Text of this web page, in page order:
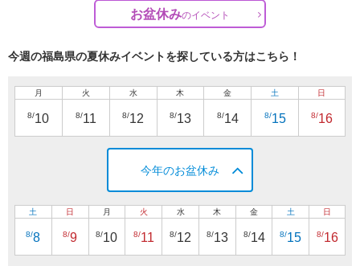
お盆休みのイベント
今週の福島県の夏休みイベントを探している方はこちら！
月
8/10
火
8/11
水
8/12
木
8/13
金
8/14
土
8/15
日
8/16
今年のお盆休み
土
8/8
日
8/9
月
8/10
火
8/11
水
8/12
木
8/13
金
8/14
土
8/15
日
8/16